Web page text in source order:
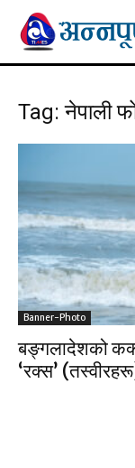
Tag: नेपाली
Banner-Photo
बङ्गलादेशको
‘रक्स’